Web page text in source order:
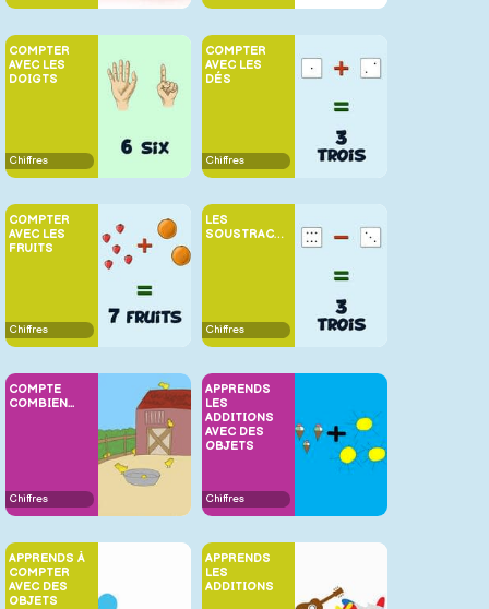
COMPTER
AVEC LES
DOIGTS
Chiffres
COMPTER
AVEC LES
DÉS
Chiffres
COMPTER
AVEC LES
FRUITS
Chiffres
LES
SOUSTRACTIONS
Chiffres
COMPTE
COMBIEN...
Chiffres
APPRENDS
LES
ADDITIONS
AVEC DES
OBJETS
Chiffres
APPRENDS À
COMPTER
AVEC DES
OBJETS
APPRENDS
LES
ADDITIONS